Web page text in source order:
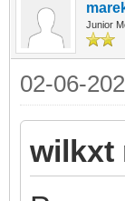
Junior
02-06-
wilkxt